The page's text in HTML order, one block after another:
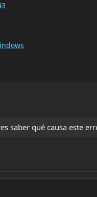
saber qué causa este